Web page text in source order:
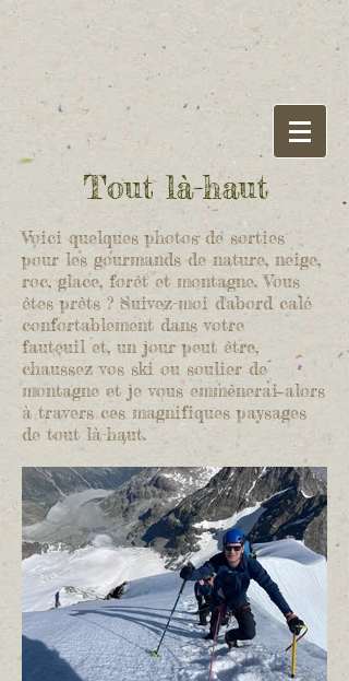
Tout là-haut
Voici quelques photos de sorties
pour les gourmands de nature, neige,
roc, glace, forêt et montagne. Vous
êtes prèts ? Suivez-moi d'abord calé
confortablement dans votre
fauteuil et, un jour peut être,
chaussez vos ski ou soulier de
montagne et je vous emmènerai alors
à travers ces magnifiques paysages
de tout là-haut.